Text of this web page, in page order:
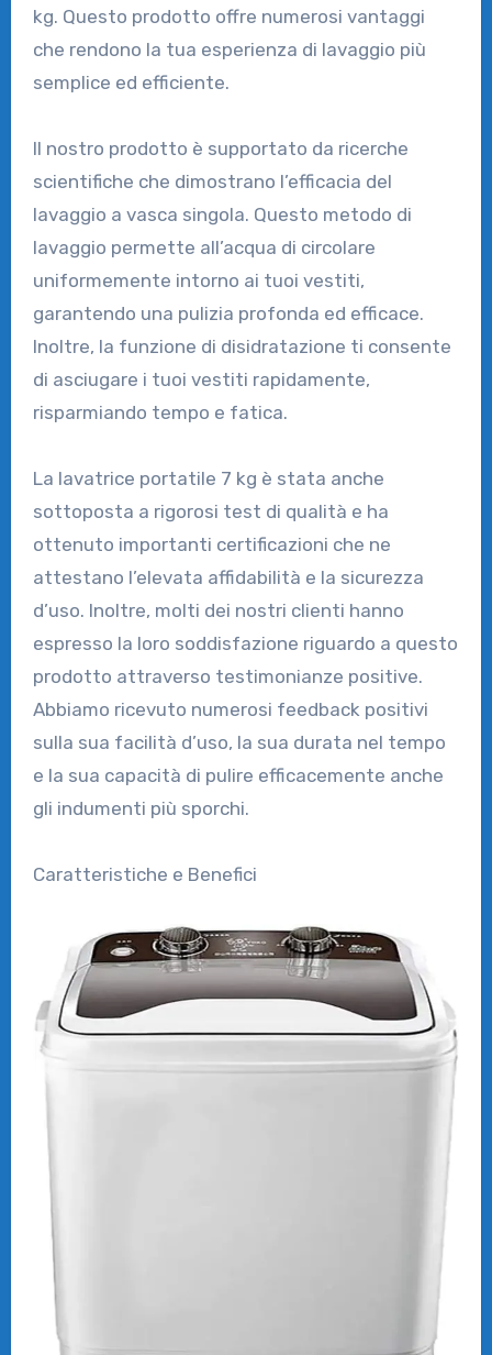
kg. Questo prodotto offre numerosi vantaggi
che rendono la tua esperienza di lavaggio più
semplice ed efficiente.
Il nostro prodotto è supportato da ricerche
scientifiche che dimostrano l’efficacia del
lavaggio a vasca singola. Questo metodo di
lavaggio permette all’acqua di circolare
uniformemente intorno ai tuoi vestiti,
garantendo una pulizia profonda ed efficace.
Inoltre, la funzione di disidratazione ti consente
di asciugare i tuoi vestiti rapidamente,
risparmiando tempo e fatica.
La lavatrice portatile 7 kg è stata anche
sottoposta a rigorosi test di qualità e ha
ottenuto importanti certificazioni che ne
attestano l’elevata affidabilità e la sicurezza
d’uso. Inoltre, molti dei nostri clienti hanno
espresso la loro soddisfazione riguardo a questo
prodotto attraverso testimonianze positive.
Abbiamo ricevuto numerosi feedback positivi
sulla sua facilità d’uso, la sua durata nel tempo
e la sua capacità di pulire efficacemente anche
gli indumenti più sporchi.
Caratteristiche e Benefici